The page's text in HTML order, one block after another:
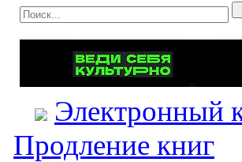
Электронный
Продление книг